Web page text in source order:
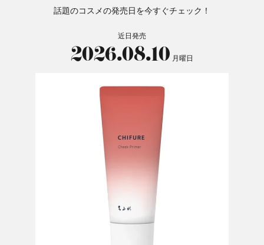
話題のコスメの発売日を今すぐチェック！
近日発売
2026.08.10 月曜日